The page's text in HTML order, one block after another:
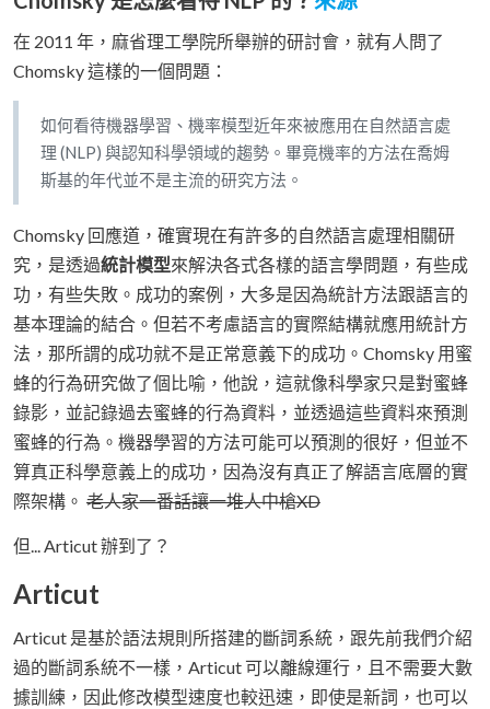
在 2011 年，麻省理工學院所舉辦的研討會，就有人問了
Chomsky 這樣的一個問題：
如何看待機器學習、機率模型近年來被應用在自然語言處
理 (NLP) 與認知科學領域的趨勢。畢竟機率的方法在喬姆
斯基的年代並不是主流的研究方法。
Chomsky 回應道，確實現在有許多的自然語言處理相關研
究，是透過統計模型來解決各式各樣的語言學問題，有些成
功，有些失敗。成功的案例，大多是因為統計方法跟語言的
基本理論的結合。但若不考慮語言的實際結構就應用統計方
法，那所謂的成功就不是正常意義下的成功。Chomsky 用蜜
蜂的行為研究做了個比喻，他說，這就像科學家只是對蜜蜂
錄影，並記錄過去蜜蜂的行為資料，並透過這些資料來預測
蜜蜂的行為。機器學習的方法可能可以預測的很好，但並不
算真正科學意義上的成功，因為沒有真正了解語言底層的實
際架構。 老人家一番話讓一堆人中槍XD
但... Articut 辦到了？
Articut
Articut 是基於語法規則所搭建的斷詞系統，跟先前我們介紹
過的斷詞系統不一樣，Articut 可以離線運行，且不需要大數
據訓練，因此修改模型速度也較迅速，即使是新詞，也可以